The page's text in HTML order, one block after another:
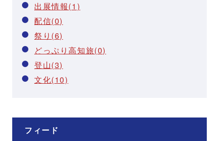
出展情報(1)
配信(0)
祭り(6)
どっぷり高知旅(0)
登山(3)
文化(10)
フィード